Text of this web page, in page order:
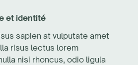
et identité
sapien at vulputate amet
risus lectus lorem
nisi rhoncus, odio ligula